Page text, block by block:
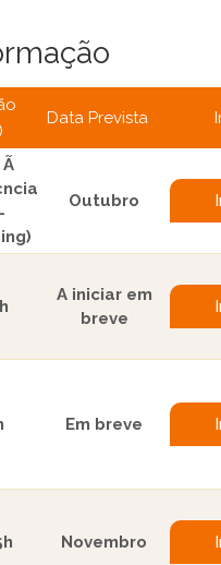
Data Prevista
Outubro
A iniciar em
breve
Em breve
Novembro